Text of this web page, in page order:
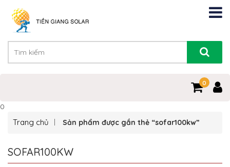
0
0
Trang chủ Sản phẩm được gắn thẻ “sofar100kw”
SOFAR100KW